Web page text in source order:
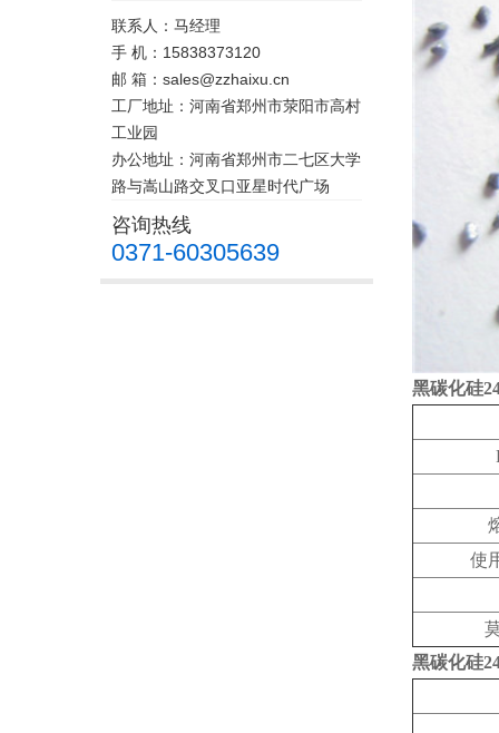
联系人：马经理
手 机：15838373120
邮 箱：sales@zzhaixu.cn
工厂地址：河南省郑州市荥阳市高村
工业园
办公地址：河南省郑州市二七区大学
路与嵩山路交叉口亚星时代广场
咨询热线
0371-60305639
黑碳化硅
使
黑碳化硅